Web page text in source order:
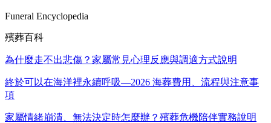
Funeral Encyclopedia
殯葬百科
為什麼走不出悲傷？家屬常見心理反應與調適方式說明
終於可以在海洋裡永續呼吸—2026 海葬費用、流程與注意事
項
家屬情緒崩潰、無法決定時怎麼辦？殯葬危機陪伴實務說明